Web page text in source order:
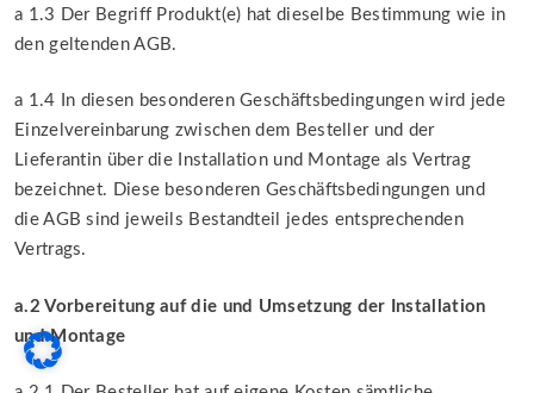
a 1.3 Der Begriff Produkt(e) hat dieselbe Bestimmung wie in
den geltenden AGB.
a 1.4 In diesen besonderen Geschäftsbedingungen wird jede
Einzelvereinbarung zwischen dem Besteller und der
Lieferantin über die Installation und Montage als Vertrag
bezeichnet. Diese besonderen Geschäftsbedingungen und
die AGB sind jeweils Bestandteil jedes entsprechenden
Vertrags.
a.2 Vorbereitung auf die und Umsetzung der Installation
und Montage